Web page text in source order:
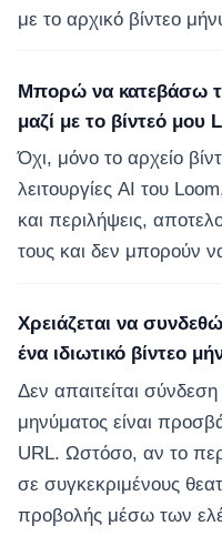
με το αρχικό βίντεο
Μπορώ να κατεβάσω
μαζί με το βίντεό μου
Όχι, μόνο το αρχείο
λειτουργίες AI του
και περιλήψεις,
τους και δεν μπορούν
Χρειάζεται να
ένα ιδιωτικό βίντεο
Δεν απαιτείται
μηνύματος είναι
URL. Ωστόσο, αν το
σε συγκεκριμένους
προβολής μέσω των